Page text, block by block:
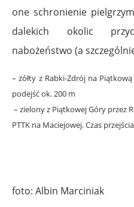
one schronienie
dalekich okolic
nabożeństwo (a
– żółty z Rabki-Zdrój na
podejść ok. 200 m
– zielony z Piątkowej Góry przez
PTTK na Maciejowej. Czas
foto: Albin Marciniak